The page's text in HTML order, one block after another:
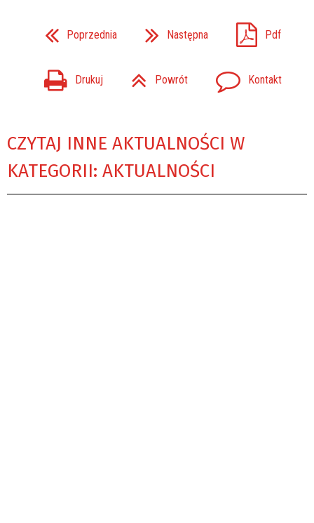
Poprzednia Następna Pdf
Drukuj Powrót Kontakt
CZYTAJ INNE AKTUALNOŚCI W
KATEGORII: AKTUALNOŚCI